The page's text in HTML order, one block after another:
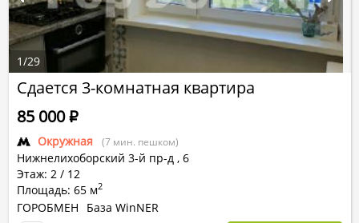
Сдается 3-комнатная квартира
Окружная (7 мин. пешком)
Нижнелихоборский 3-й пр-д , 6
Этаж: 2 / 12
Площадь: 65 м2
85 000Р
ГОРОБМЕН
База WinNER
1/29